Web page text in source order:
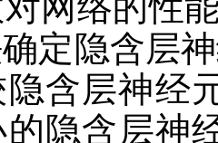
定隐含层
含层神经
隐含层神